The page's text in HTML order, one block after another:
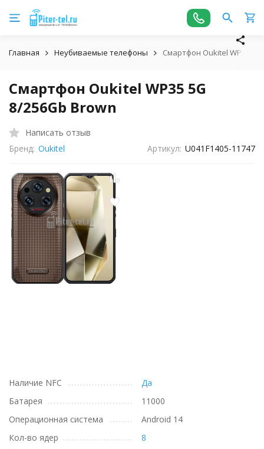
Главная Неубиваемые телефоны Смартфон Oukitel WP35
Смартфон Oukitel WP35 5G
8/256Gb Brown
Написать отзыв
Бренд: Oukitel Артикул: U041F1405-11747
Наличие NFC
Да
Батарея
11000
Операционная система
Android 14
Кол-во ядер
8